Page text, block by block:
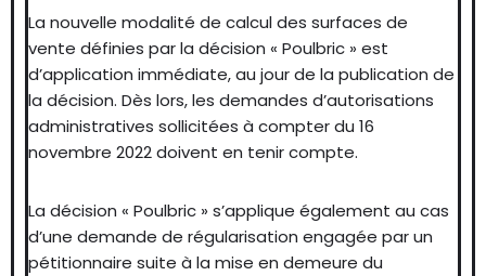
La nouvelle modalité de calcul des surfaces de
vente définies par la décision « Poulbric » est
d’application immédiate, au jour de la publication de
la décision. Dès lors, les demandes d’autorisations
administratives sollicitées à compter du 16
novembre 2022 doivent en tenir compte.
La décision « Poulbric » s’applique également au cas
d’une demande de régularisation engagée par un
pétitionnaire suite à la mise en demeure du